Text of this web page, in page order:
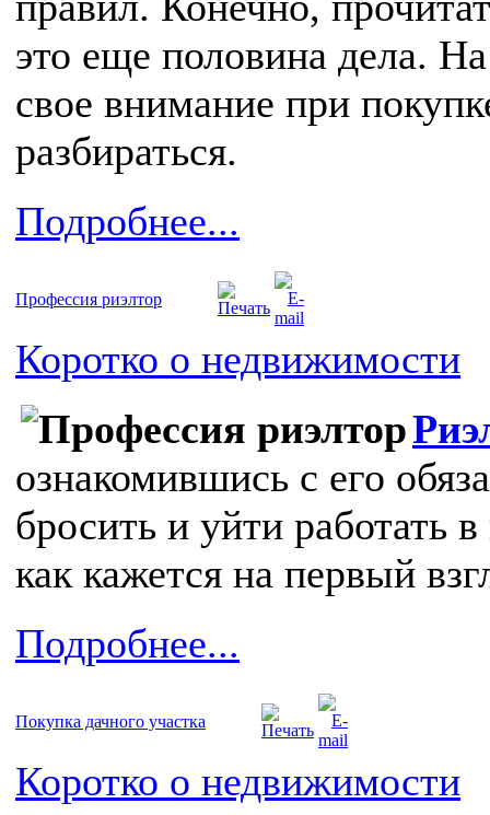
это еще половина дела.
свое внимание при
разбираться.
Подробнее...
Профессия риэлтор
Коротко о недвижимости
ознакомившись с его
бросить и уйти работать
как кажется на первый
Подробнее...
Покупка дачнoго участка
Коротко о недвижимости